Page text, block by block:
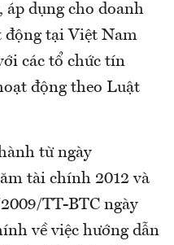
dụng cho doanh
động tại Việt Nam
các tổ chức tín
động theo Luật
từ ngày
tài chính 2012 và
TT-BTC ngày
về việc hướng dẫn